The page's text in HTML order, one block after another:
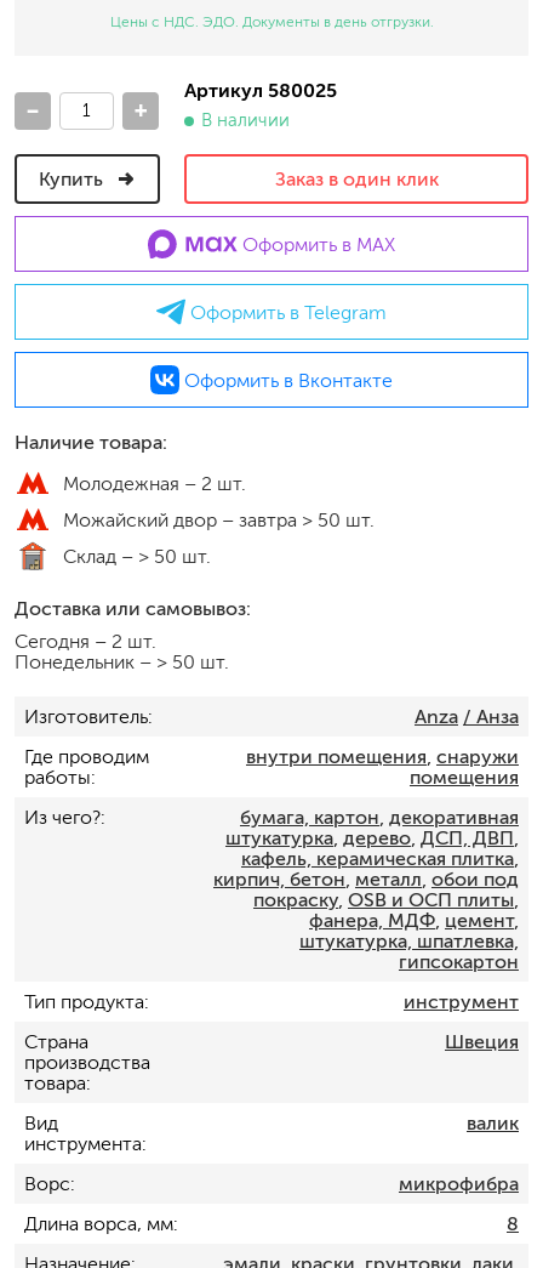
Цены с НДС. ЭДО. Документы в день отгрузки.
- +
Артикул 580025
В наличии
Купить Заказ в один клик
Оформить в MAX
Оформить в Telegram
Оформить в Вконтакте
Наличие товара:
Молодежная – 2 шт.
Можайский двор – завтра > 50 шт.
Склад – > 50 шт.
Доставка или самовывоз:
Сегодня – 2 шт.
Понедельник – > 50 шт.
Изготовитель Anza / Анза
Где проводим
работы
внутри помещения снаружи
помещения
Из чего?
бумага, картон декоративная
штукатурка, дерево, ДСП, ДВП
кафель, керамическая плитка,
кирпич, бетон металл обои под
покраску, OSB и ОСП плиты
фанера, МДФ, цемент,
штукатурка, шпатлевка,
гипсокартон
Тип продукта
инструмент
Страна
производства
товара
Швеция
Вид
инструмента
валик
Ворс
микрофибра
Длина ворса, мм
8
Назначение
эмали краски грунтовки лаки